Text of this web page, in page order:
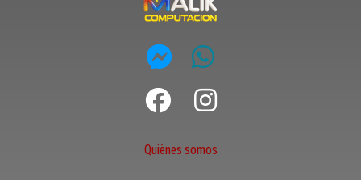
Quiénes somos